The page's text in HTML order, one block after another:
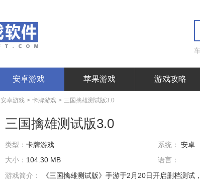
车
安卓游戏 苹果游戏 游戏攻略
安卓游戏 > 卡牌游戏 > 三国擒雄测试版3.0
三国擒雄测试版3.0
类型： 卡牌游戏 系统： 安卓
大小： 104.30 MB 语言：
游戏简介：
《三国擒雄测试版》手游于2月20日开启删档测